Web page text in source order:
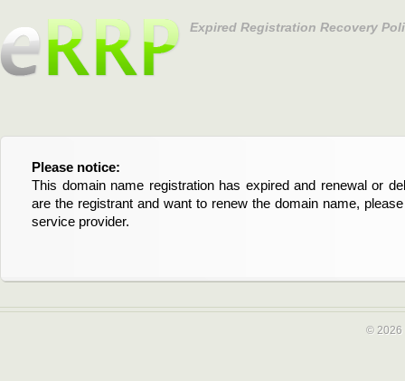
Expired Registration Recovery
Please notice:
This domain name registration has expired and renewal or
are the registrant and want to renew the domain name,
service provider.
Bitte beachten Sie:
Diese Domainregistrierung ist abgelaufen und die
Domain stehen an. Wenn Sie der Registrant sind und
verlängern möchten, kontaktieren Sie bitte Ihren Service-
© 2026